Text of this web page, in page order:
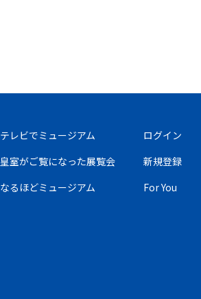
テレビでミュージアム
皇室がご覧になった展覧会
なるほどミュージアム
ログイン
新規登録
For You